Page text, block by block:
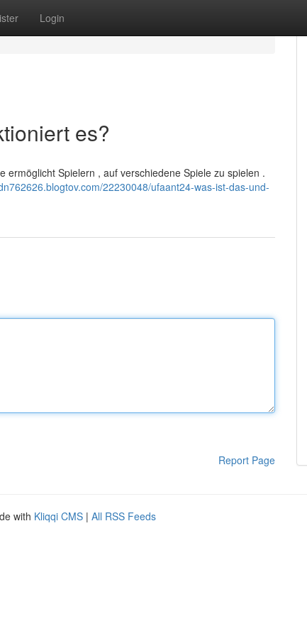
Login
es?
Spielern , auf verschiedene Spiele zu spielen .
22230048/ufaant24-was-ist-das-und-
Report Page
with Kliqqi CMS | All RSS Feeds